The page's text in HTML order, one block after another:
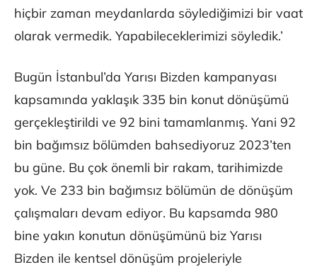
hiçbir zaman meydanlarda söylediğimizi bir vaat
olarak vermedik. Yapabileceklerimizi söyledik.’
Bugün İstanbul’da Yarısı Bizden kampanyası
kapsamında yaklaşık 335 bin konut dönüşümü
gerçekleştirildi ve 92 bini tamamlanmış. Yani 92
bin bağımsız bölümden bahsediyoruz 2023’ten
bu güne. Bu çok önemli bir rakam, tarihimizde
yok. Ve 233 bin bağımsız bölümün de dönüşüm
çalışmaları devam ediyor. Bu kapsamda 980
bine yakın konutun dönüşümünü biz Yarısı
Bizden ile kentsel dönüşüm projeleriyle